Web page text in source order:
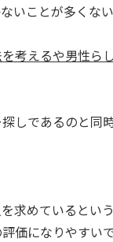
いことが多くない
考えるや男性ら
しであるのと同
求めているとい
価になりやすいで